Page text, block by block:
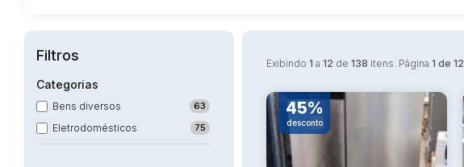
Filtros
Categorias
Bens diversos 63
Eletrodomésticos 75
Exibindo 1 a 12 de 138 itens. Página 1 de 12
45%
desconto